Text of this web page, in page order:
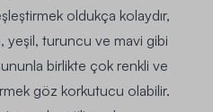
oldukça kolaydır,
yeşil, turuncu ve mavi gibi
birlikte çok renkli ve
göz korkutucu olabilir.